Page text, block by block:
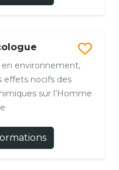
en environnement,
effets nocifs des
sur l’Homme